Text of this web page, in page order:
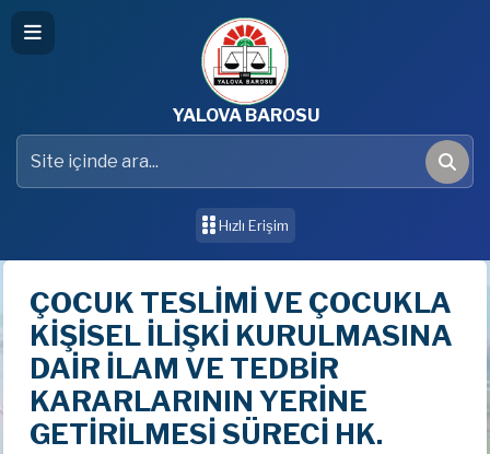
YALOVA BAROSU
Site içinde ara
Ara
Hızlı Erişim
ÇOCUK TESLİMİ VE ÇOCUKLA
KİŞİSEL İLİŞKİ KURULMASINA
DAİR İLAM VE TEDBİR
KARARLARININ YERİNE
GETİRİLMESİ SÜRECİ HK.